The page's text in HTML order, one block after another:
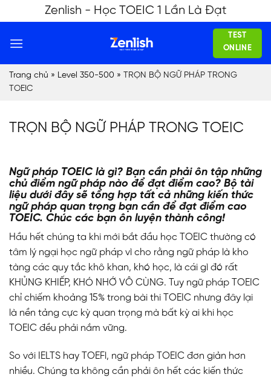
to
content
Zenlish - Học TOEIC 1 Lần Là Đạt
TEST
ONLINE
Trang chủ » Level 350-500 » TRỌN BỘ NGỮ PHÁP TRONG
TOEIC
TRỌN BỘ NGỮ PHÁP TRONG TOEIC
Ngữ pháp TOEIC là gì? Bạn cần phải ôn tập những
chủ điểm ngữ pháp nào để đạt điểm cao? Bộ tài
liệu dưới đây sẽ tổng hợp tất cả những kiến thức
ngữ pháp quan trọng bạn cần để đạt điểm cao
TOEIC. Chúc các bạn ôn luyện thành công!
Hầu hết chúng ta khi mới bắt đầu học TOEIC thường có
tâm lý ngại học ngữ pháp vì cho rằng ngữ pháp là kho
tàng các quy tắc khô khan, khó học, là cái gì đó rất
KHỦNG KHIẾP, KHÓ NHỚ VÔ CÙNG. Tuy ngữ pháp TOEIC
chỉ chiếm khoảng 15% trong bài thi TOEIC nhưng đây lại
là nền tảng cực kỳ quan trọng mà bất kỳ ai khi học
TOEIC đều phải nắm vững.
So với IELTS hay TOEFl, ngữ pháp TOEIC đơn giản hơn
nhiều. Chúng ta không cần phải ôn hết các kiến thức